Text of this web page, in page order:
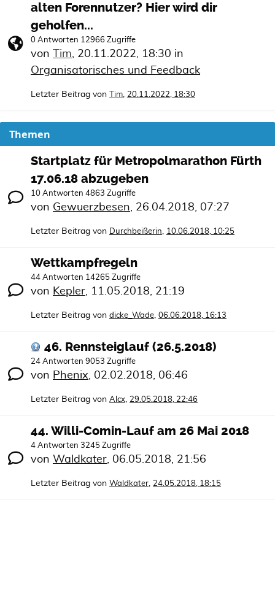
alten Forennutzer? Hier wird dir
geholfen...
0 Antworten 12966 Zugriffe
von Tim, 20.11.2022, 18:30 in
Organisatorisches und Feedback
Letzter Beitrag von Tim, 20.11.2022, 18:30
Themen
Startplatz für Metropolmarathon Fürth
17.06.18 abzugeben
10 Antworten 4863 Zugriffe
von Gewuerzbesen, 26.04.2018, 07:27
Letzter Beitrag von Durchbeißerin, 10.06.2018, 10:25
Wettkampfregeln
44 Antworten 14265 Zugriffe
von Kepler, 11.05.2018, 21:19
Letzter Beitrag von dicke_Wade, 06.06.2018, 16:13
46. Rennsteiglauf (26.5.2018)
24 Antworten 9053 Zugriffe
von Phenix, 02.02.2018, 06:46
Letzter Beitrag von Alcx, 29.05.2018, 22:46
44. Willi-Comin-Lauf am 26 Mai 2018
4 Antworten 3245 Zugriffe
von Waldkater, 06.05.2018, 21:56
Letzter Beitrag von Waldkater, 24.05.2018, 18:15